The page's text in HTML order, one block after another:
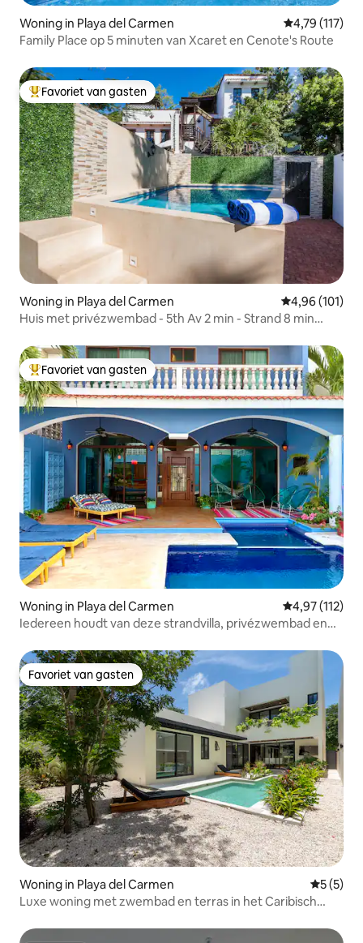
Woning in Playa del Carmen Gemiddelde
4,79 (117)
Family Place op 5 minuten van Xcaret en Cenote's Route
Topfavoriet van gasten
Favoriet van gasten
Woning in Playa del Carmen Gemiddelde
4,96 (101)
Huis met privézwembad - 5th Av 2 min - Strand 8 min
Topfavoriet van gasten
Favoriet van gasten
Woning in Playa del Carmen Gemiddelde
4,97 (112)
Iedereen houdt van deze strandvilla, privézwembad en
Favoriet van gasten
Favoriet van gasten
Woning in Playa del Carmen
5 (5)
Luxe woning met zwembad en terras in het Caribisch